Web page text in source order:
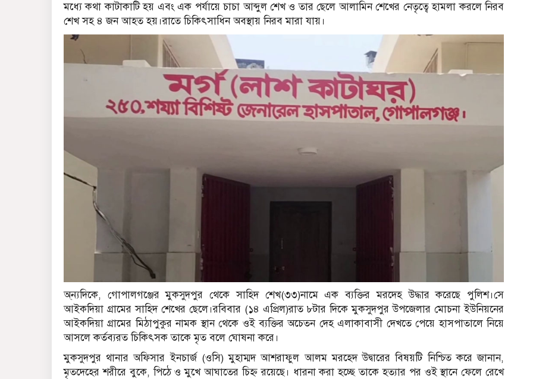
মধ্যে কথা কাটাকাটি হয় এবং এক পর্যায়ে চাচা আব্দুল শেখ ও তার ছেলে আলামিন শেখের নেতৃত্বে হামলা করলে নিরব
শেখ সহ ৪ জন আহত হয়।রাতে চিকিৎসাধিন অবস্থায় নিরব মারা যায়।
অ্ন্যদিকে, গোপালগঞ্জের মুকসুদপুর থেকে সাহিদ শেখ(৩৩)নামে এক ব্যক্তির মরদেহ উদ্ধার করেছে পুলিশ।সে
আইকদিয়া গ্রামের সাহিদ শেখের ছেলে।রবিবার (১৪ এপ্রিল)রাত ৮টার দিকে মুকসুদপুর উপজেলার মোচনা ইউনিয়নের
আইকদিয়া গ্রামের মিঠাপুকুর নামক স্থান থেকে ওই ব্যক্তির অচেতন দেহ এলাকাবাসী দেখতে পেয়ে হাসপাতালে নিয়ে
আসলে কর্তব্যরত চিকিৎসক তাকে মৃত বলে ঘোষনা করে।
মুকসুদপুর থানার অফিসার ইনচার্জ (ওসি) মুহাম্মদ আশরাফুল আলম মরহেদ উদ্বারের বিষয়টি নিশ্চিত করে জানান,
মৃতদেহের শরীরে বুকে, পিঠে ও মুখে আঘাতের চিহ্ন রয়েছে। ধারনা করা হচ্ছে তাকে হত্যার পর ওই স্থানে ফেলে রেখে